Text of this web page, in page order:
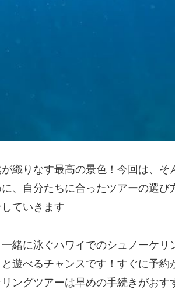
織りなす最高の景色！今回は、そ
、自分たちに合ったツアーの選び
ていきます
緒に泳ぐハワイでのシュノーケリ
遊べるチャンスです！すぐに予約
ングツアーは早めの手続きがおす